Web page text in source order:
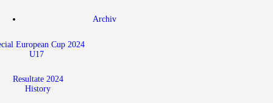
Archiv
European Cup 2024
U17
Resultate 2024
History